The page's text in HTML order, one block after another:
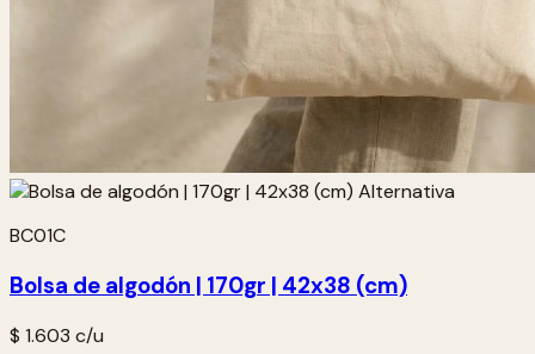
BC01C
Bolsa de algodón | 170gr | 42x38 (cm)
$ 1.603 c/u